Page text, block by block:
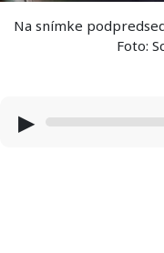
Na snímke
Foto:
▶